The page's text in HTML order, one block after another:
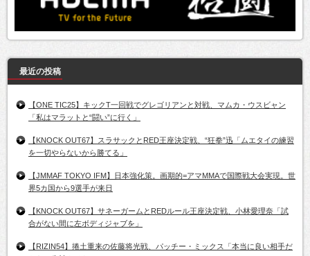
最近の投稿
【ONE TIC25】キックT一回戦でグレゴリアンと対戦、マムカ・ウスビャン
「私はマラットと“闘い”に行く」
【KNOCK OUT67】スラサックとRED王座決定戦、“狂拳”迅「ムエタイの練習
を一切やらないから勝てる」
【JMMAF TOKYO IFM】日本強化策。画期的=アマMMAで国際戦大会実現。世
界5カ国から9選手が来日
【KNOCK OUT67】サネーガームとREDルール王座決定戦、小林愛理奈「試
合がない間に左ボディジャブを」
【RIZIN54】捲土重来の佐藤将光戦、パッチー・ミックス「本当に良い相手だ